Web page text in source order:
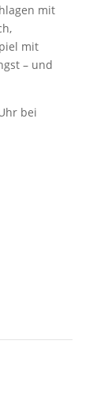
mit
mit
– und
bei